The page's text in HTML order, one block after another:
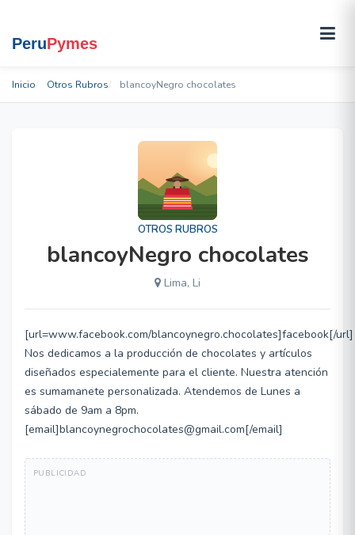
Inicio Otros Rubros blancoyNegro chocolates
OTROS RUBROS
blancoyNegro chocolates
Lima, Li
[url=www.facebook.com/blancoynegro.chocolates]facebook[/url]
Nos dedicamos a la producción de chocolates y artículos
diseñados especialemente para el cliente. Nuestra atención
es sumamanete personalizada. Atendemos de Lunes a
sábado de 9am a 8pm.
[email]blancoynegrochocolates@gmail.com[/email]